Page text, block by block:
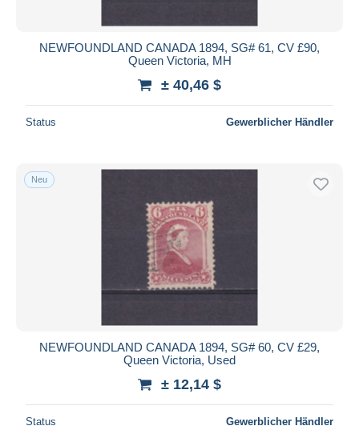
NEWFOUNDLAND CANADA 1894, SG# 61, CV £90,
Queen Victoria, MH
± 40,46 $
Status Gewerblicher Händler
Neu
NEWFOUNDLAND CANADA 1894, SG# 60, CV £29,
Queen Victoria, Used
± 12,14 $
Status Gewerblicher Händler